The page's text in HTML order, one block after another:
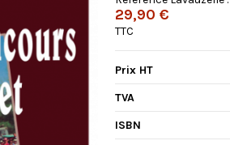
29,90 €
TTC
Prix HT
TVA
ISBN